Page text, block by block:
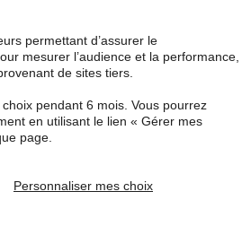
permettant d’assurer le
mesurer l’audience et la performance,
de sites tiers.
pendant 6 mois. Vous pourrez
en utilisant le lien « Gérer mes
page.
Personnaliser mes choix